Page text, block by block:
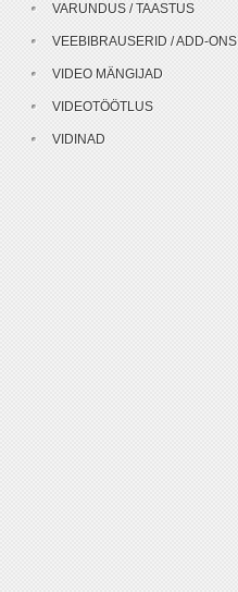
VARUNDUS / TAASTUS
VEEBIBRAUSERID / ADD-ONS
VIDEO MÄNGIJAD
VIDEOTÖÖTLUS
VIDINAD